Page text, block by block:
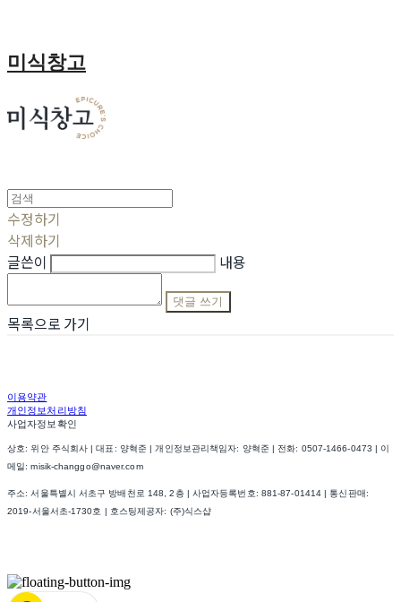
미식창고
수정하기
삭제하기
글쓴이
내용
댓글 쓰기
목록으로 가기
이용약관
개인정보처리방침
사업자정보확인
상호: 위안 주식회사 | 대표: 양혁준 | 개인정보관리책임자: 양혁준 | 전화: 0507-1466-0473 | 이
메일: misik-changgo@naver.com
주소: 서울특별시 서초구 방배천로 148, 2층 | 사업자등록번호: 881-87-01414 | 통신판매:
2019-서울서초-1730호
| 호스팅제공자: (주)식스샵